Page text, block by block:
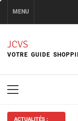
content
MENU
JCVS
VOTRE GUIDE
Primary
ACTUALITÉS :